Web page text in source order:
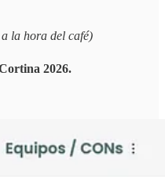
la hora del café)
2026.